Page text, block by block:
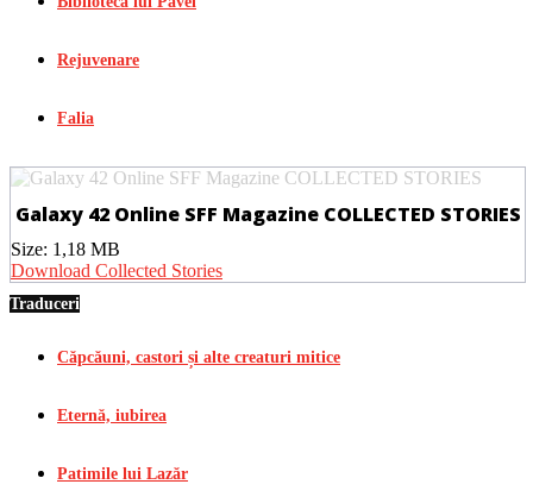
Rejuvenare
Falia
Galaxy 42 Online SFF Magazine COLLECTED STORIES
Size: 1,18 MB
Download Collected Stories
Traduceri
Căpcăuni, castori și alte creaturi mitice
Eternă, iubirea
Patimile lui Lazăr